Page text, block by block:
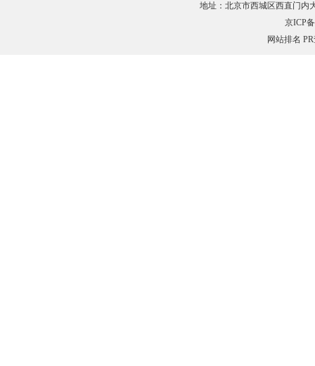
地址：北京市西城区西直门内
京ICP
网站排名